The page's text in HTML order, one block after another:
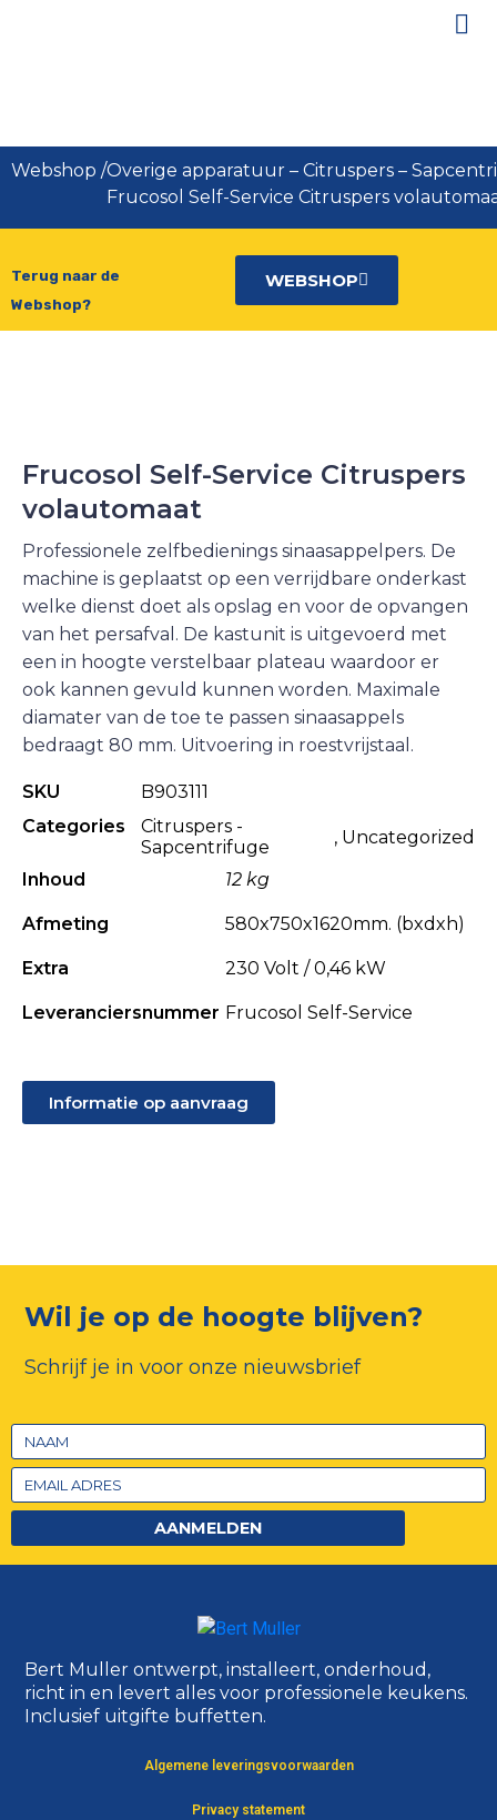
Webshop /Overige apparatuur – Citruspers –
Frucosol Self-Service Citruspers
Terug naar de
Webshop?
WEBSHOP
Frucosol Self-Service Citruspers
volautomaat
Professionele zelfbedienings sinaasappelpers. De
machine is geplaatst op een verrijdbare onderkast
welke dienst doet als opslag en voor de opvangen
van het persafval. De kastunit is uitgevoerd met
een in hoogte verstelbaar plateau waardoor er
ook kannen gevuld kunnen worden. Maximale
diamater van de toe te passen sinaasappels
bedraagt 80 mm. Uitvoering in roestvrijstaal.
SKU
B903111
Categories
Citruspers -
Sapcentrifuge
, Uncategorized
Inhoud 12 kg
Afmeting 580x750x1620mm. (bxdxh)
Extra 230 Volt / 0,46 kW
Leveranciersnummer Frucosol Self-Service
Informatie op aanvraag
Wil je op de hoogte blijven?
Schrijf je in voor onze nieuwsbrief
AANMELDEN
Bert Muller ontwerpt, installeert, onderhoud,
richt in en levert alles voor professionele keukens.
Inclusief uitgifte buffetten.
Algemene leveringsvoorwaarden
Privacy statement